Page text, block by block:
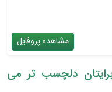
مشاهده پروفایل
دلچسب تر می